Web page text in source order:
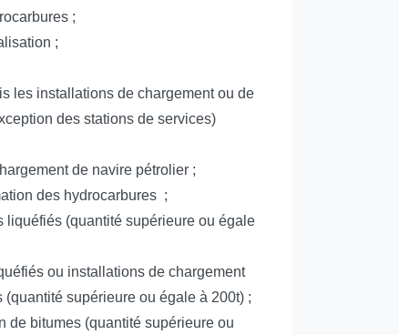
;
;
les installations de chargement ou de
des stations de services)
de navire pétrolier ;
des hydrocarbures ;
liquéfiés (quantité supérieure ou égale
ou installations de chargement
supérieure ou égale à 200t) ;
de bitumes (quantité supérieure ou